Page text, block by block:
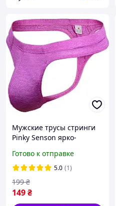
Мужские трусы стринги
Pinky Senson ярко-
эротическое белье на
заниженной посадке
Готово к отправке
5.0 (1)
149₴
199 ₴